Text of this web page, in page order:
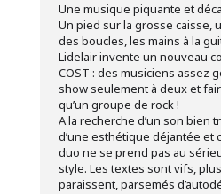
Une musique piquante et
Un pied sur la grosse caisse,
des boucles, les mains à la
Lidelair invente un nouveau
COST : des musiciens assez
show seulement à deux et
qu’un groupe de rock !
A la recherche d’un son bien
d’une esthétique déjantée et
duo ne se prend pas au
style. Les textes sont vifs,
paraissent, parsemés